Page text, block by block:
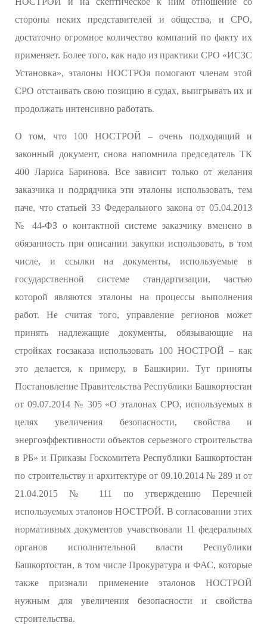
стороны неких представителей и общества, и СРО,
достаточно огромное количество компаний по факту их
применяет. Более того, как надо из практики СРО «ИСЗС
Установка», эталоны НОСТРОя помогают членам этой
СРО отстаивать свою позицию в судах, выигрывать их и
продолжать интенсивно работать.
О том, что 100 НОСТРОЙ – очень подходящий и
законный документ, снова напомнила председатель ТК
400 Лариса Баринова. Все зависит только от желания
заказчика и подрядчика эти эталоны использовать, тем
паче, что статьей 33 Федерального закона от 05.04.2013
№ 44-ФЗ о контактной системе заказчику вменено в
обязанность при описании закупки использовать, в том
числе, и ссылки на документы, используемые в
государственной системе стандартизации, частью
которой являются эталоны на процессы выполнения
работ. Не считая того, управление регионов может
принять надлежащие документы, обязывающие на
стройках госзаказа использовать 100 НОСТРОЙ – как
это делается, к примеру, в Башкирии. Тут приняты
Постановление Правительства Республики Башкортостан
от 09.07.2014 № 305 «О эталонах СРО, используемых в
целях увеличения безопасности, свойства и
энергоэффективности объектов серьезного строительства
в РБ» и Приказы Госкомитета Республики Башкортостан
по строительству и архитектуре от 09.10.2014 № 289 и от
21.04.2015 № 111 по утверждению Перечней
используемых эталонов НОСТРОЙ. В согласовании этих
нормативных документов учавствовали 11 федеральных
органов исполнительной власти Республики
Башкортостан, в том числе Прокуратура и ФАС, которые
также признали применение эталонов НОСТРОЙ
нужным для увеличения безопасности и свойства
строительства.